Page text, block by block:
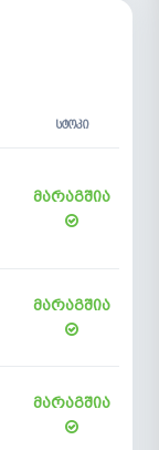
ᲡᲢᲝᲙᲘ
მარაგშია
მარაგშია
მარაგშია